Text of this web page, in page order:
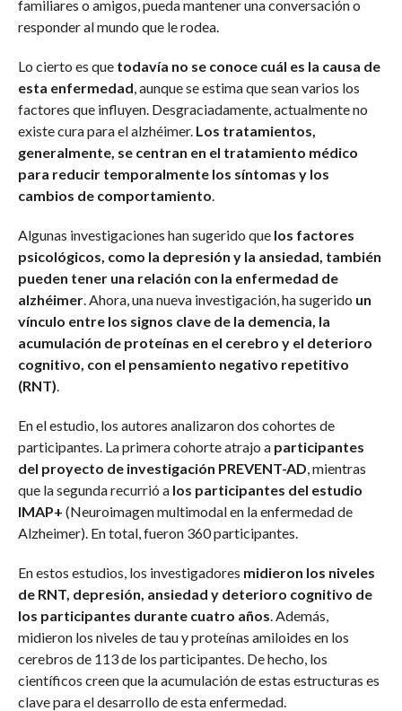
familiares o amigos, pueda mantener una conversación o
responder al mundo que le rodea.
Lo cierto es que todavía no se conoce cuál es la causa de
esta enfermedad , aunque se estima que sean varios los
factores que influyen. Desgraciadamente, actualmente no
existe cura para el alzhéimer. Los tratamientos,
generalmente, se centran en el tratamiento médico
para reducir temporalmente los síntomas y los
cambios de comportamiento
Algunas investigaciones han sugerido que los factores
psicológicos, como la depresión y la ansiedad, también
pueden tener una relación con la enfermedad de
alzhéimer. Ahora, una nueva investigación, ha sugerido un
vínculo entre los signos clave de la demencia, la
acumulación de proteínas en el cerebro y el deterioro
cognitivo, con el pensamiento negativo repetitivo
(RNT)
En el estudio, los autores analizaron dos cohortes de
participantes. La primera cohorte atrajo a participantes
del proyecto de investigación PREVENT-AD , mientras
que la segunda recurrió a los participantes del estudio
IMAP+ (Neuroimagen multimodal en la enfermedad de
Alzheimer). En total, fueron 360 participantes.
En estos estudios, los investigadores midieron los niveles
de RNT, depresión, ansiedad y deterioro cognitivo de
los participantes durante cuatro años . Además,
midieron los niveles de tau y proteínas amiloides en los
cerebros de 113 de los participantes. De hecho, los
científicos creen que la acumulación de estas estructuras es
clave para el desarrollo de esta enfermedad.